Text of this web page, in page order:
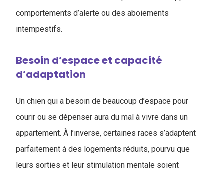
comportements d’alerte ou des aboiements
intempestifs.
Besoin d’espace et capacité
d’adaptation
Un chien qui a besoin de beaucoup d’espace pour
courir ou se dépenser aura du mal à vivre dans un
appartement. À l’inverse, certaines races s’adaptent
parfaitement à des logements réduits, pourvu que
leurs sorties et leur stimulation mentale soient